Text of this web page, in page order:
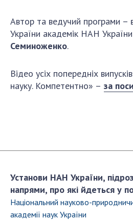
Центри колективного
науковими приладами
Оцінювання ефективності
Конкурси наукових
Відкрита наука в НАН
Членство в міжнародних
Міжнародні угоди
Міжнародні програми та
Автор та ведучий програми –
України академік НАН України
Семиноженко.
Відео усіх попередніх
науку. Компетентно» – за
Установи НАН України,
напрями, про які йдеться у
Національний науково-
академії наук України